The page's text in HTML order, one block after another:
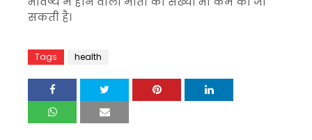
सकती है।
Tags health